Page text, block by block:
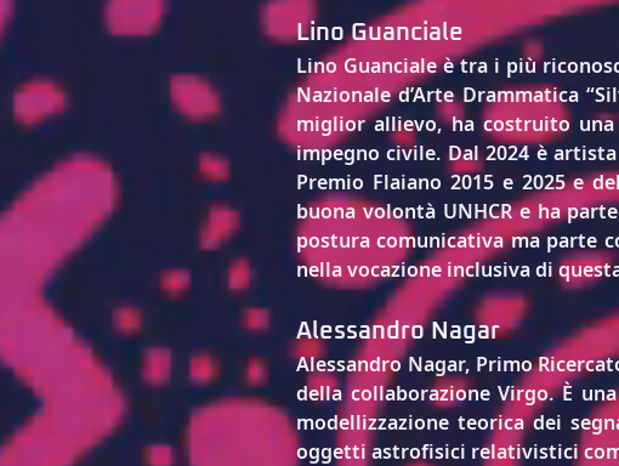
Lino Guanciale
Lino Guanciale è tra i più
Nazionale d’Arte Drammatica
miglior allievo, ha costruito
impegno civile. Dal 2024 è
Premio Flaiano 2015 e 2025 e
buona volontà UNHCR e ha
postura comunicativa ma parte
nella vocazione inclusiva di
Alessandro Nagar
Alessandro Nagar, Primo
della collaborazione Virgo. È
modellizzazione teorica dei
oggetti astrofisici relativistici